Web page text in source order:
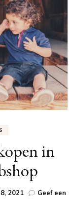
in
2021
Geef een